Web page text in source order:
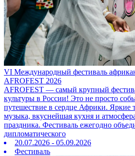
VI Международный фестиваль
AFROFEST 2026
AFROFEST — самый крупный
культуры в России! Это не просто
путешествие в сердце Африки. Яркие
музыка, вкуснейшая кухня и
праздника. Фестиваль ежегодно
дипломатического
20.07.2026 - 05.09.2026
Фестиваль